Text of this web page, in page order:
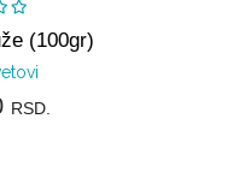
(100gr)
RSD.